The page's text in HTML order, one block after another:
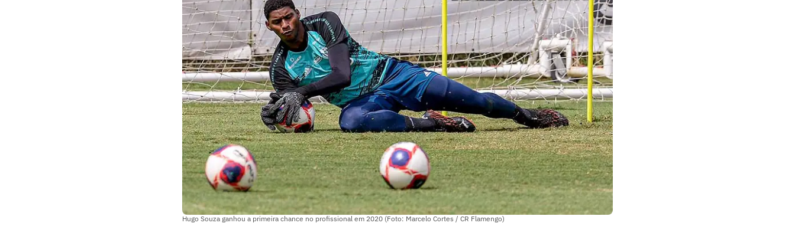
Hugo Souza ganhou a primeira chance no profissional em 2020 (Foto: Marcelo Cortes / CR Flamengo)